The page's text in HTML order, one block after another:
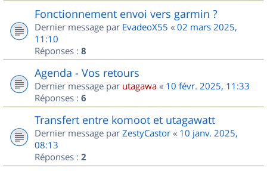
Fonctionnement envoi vers garmin ?
Dernier message par EvadeoX55 « 02 mars 2025,
11:10
Réponses : 8
Agenda - Vos retours
Dernier message par utagawa « 10 févr. 2025, 11:33
Réponses : 6
Transfert entre komoot et utagawatt
Dernier message par ZestyCastor « 10 janv. 2025,
08:13
Réponses : 2